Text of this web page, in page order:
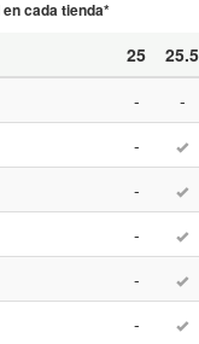
cada tienda*
25 25.5
- -
-
-
-
-
-